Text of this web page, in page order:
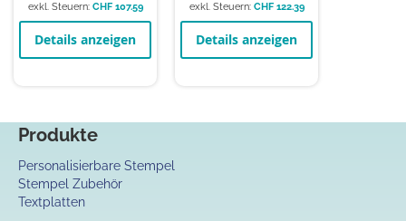
CHF 107.59
Details anzeigen
CHF 122.39
Details anzeigen
Produkte
Personalisierbare Stempel
Stempel Zubehör
Textplatten